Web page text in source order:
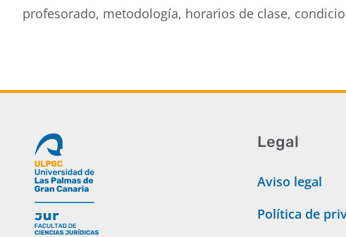
profesorado, metodología, horarios de clase,
Legal
Aviso legal
Política de